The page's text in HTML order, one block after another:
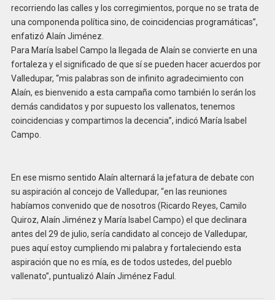
recorriendo las calles y los corregimientos, porque no se trata de
una componenda política sino, de coincidencias programáticas”,
enfatizó Alaín Jiménez.
Para María Isabel Campo la llegada de Alaín se convierte en una
fortaleza y el significado de que sí se pueden hacer acuerdos por
Valledupar, “mis palabras son de infinito agradecimiento con
Alaín, es bienvenido a esta campaña como también lo serán los
demás candidatos y por supuesto los vallenatos, tenemos
coincidencias y compartimos la decencia”, indicó María Isabel
Campo.
En ese mismo sentido Alaín alternará la jefatura de debate con
su aspiración al concejo de Valledupar, “en las reuniones
habíamos convenido que de nosotros (Ricardo Reyes, Camilo
Quiroz, Alaín Jiménez y María Isabel Campo) el que declinara
antes del 29 de julio, sería candidato al concejo de Valledupar,
pues aquí estoy cumpliendo mi palabra y fortaleciendo esta
aspiración que no es mía, es de todos ustedes, del pueblo
vallenato”, puntualizó Alaín Jiménez Fadul.